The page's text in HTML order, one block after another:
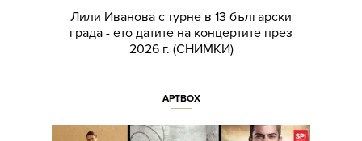
Лили Иванова с турне в 13 български
града - ето датите на концертите през
2026 г. (СНИМКИ)
АРТBOX